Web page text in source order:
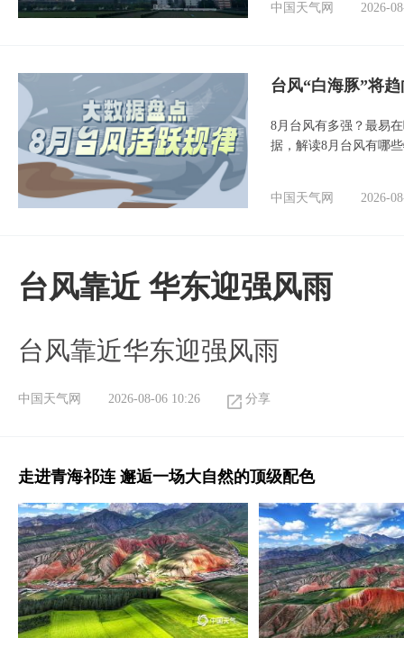
中国天气网
2026-
台风“白海豚”将
8月台风有多强？最易
据，解读8月台风有哪
中国天气网 2026-
台风靠近 华东迎强风雨
台风靠近华东迎强风雨
中国天气网 2026-08-06 10:26 分享
走进青海祁连 邂逅一场大自然的顶级配色